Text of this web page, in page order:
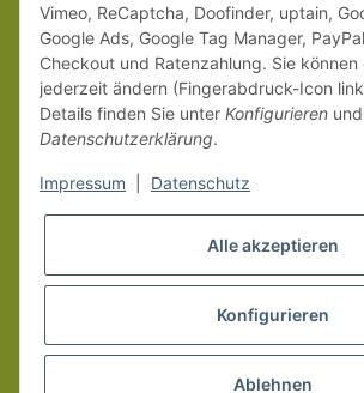
Vertrag widerrufen
* Alle Preise inkl. gesetzlicher MwSt.
Vimeo, ReCaptcha, Doofinder, uptain,
Google Ads, Google Tag Manager,
Checkout und Ratenzahlung. Sie können
jederzeit ändern (Fingerabdruck-Icon
Details finden Sie unter Konfigurieren
Datenschutzerklärung.
Impressum Datenschutz
Alle akzeptieren
Konfigurieren
Ablehnen